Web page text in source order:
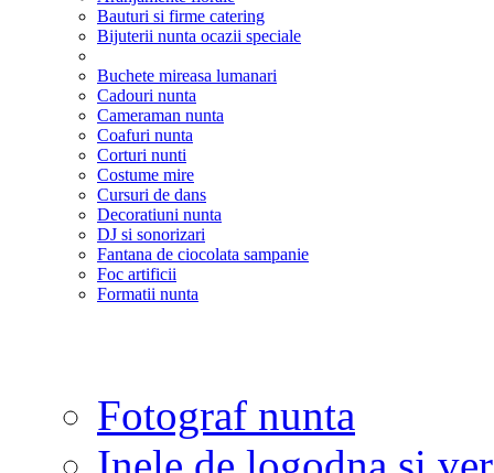
Bauturi si firme catering
Bijuterii nunta ocazii speciale
Buchete mireasa lumanari
Cadouri nunta
Cameraman nunta
Coafuri nunta
Corturi nunti
Costume mire
Cursuri de dans
Decoratiuni nunta
DJ si sonorizari
Fantana de ciocolata sampanie
Foc artificii
Formatii nunta
Fotograf nunta